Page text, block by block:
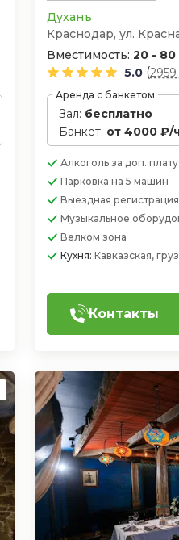
Духанъ
Краснодар, ул.
Вместимость:20 - 80
5.0 (
Аренда с банкетом
Зал: бесплатно
Банкет: от 4000 ₽/
Алкогольза доп. плату
Парковкана 5 машин
Выездная регистрация
Музыкальное
Велком зона
Кухня:Кавказская,
Контакты